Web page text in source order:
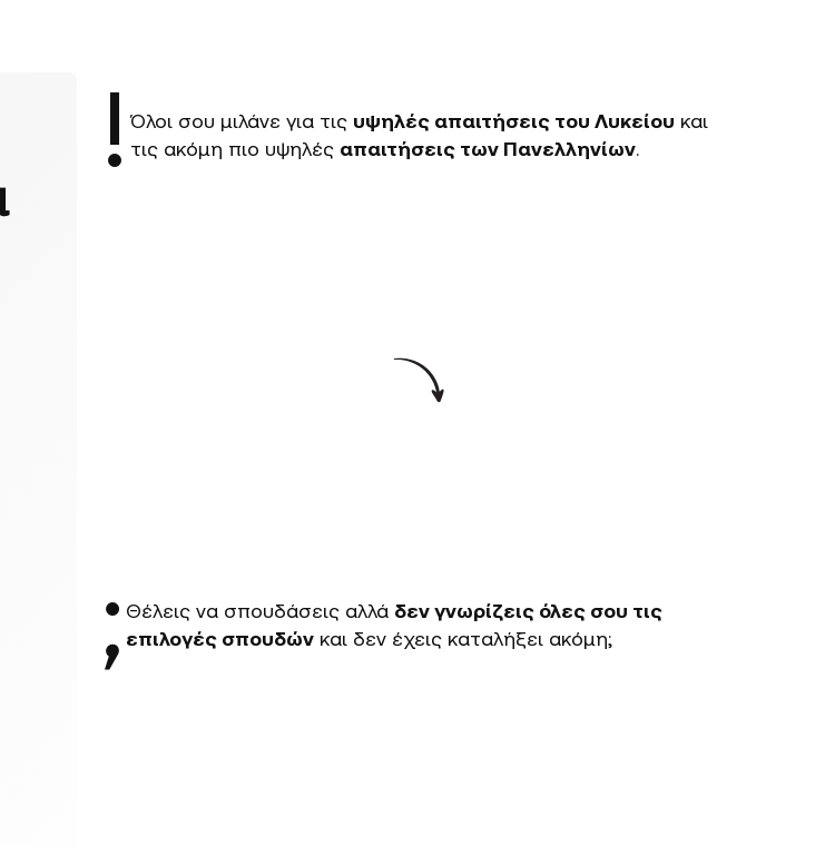
!Όλοι σου μιλάνε για τις υψηλές απαιτήσεις του Λυκείου και
τις ακόμη πιο υψηλές απαιτήσεις των Πανελληνίων
; Θέλεις να σπουδάσεις αλλά δεν γνωρίζεις όλες σου τις
επιλογές σπουδών και δεν έχεις καταλήξει ακόμη;